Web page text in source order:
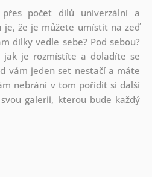
počet dílů univerzální a
je, že je můžete umístit na zeď
dílky vedle sebe? Pod sebou?
jak je rozmístíte a doladíte se
vám jeden set nestačí a máte
nebrání v tom pořídit si další
galerii, kterou bude každý